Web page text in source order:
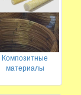
Композитные
материалы